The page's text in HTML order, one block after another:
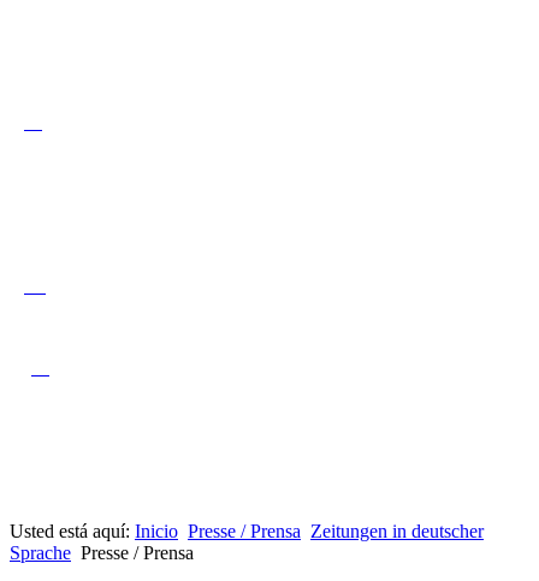
Usted está aquí: Inicio Presse / Prensa Zeitungen in deutscher
Sprache Presse / Prensa